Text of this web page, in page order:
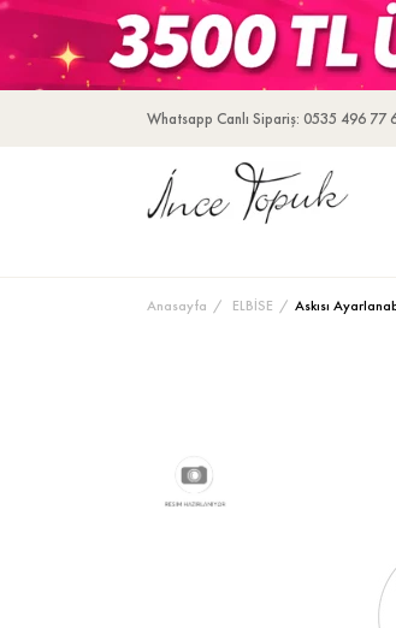
Whatsapp Canlı Sipariş: 0535 496 77
Anasayfa ELBİSE Askısı